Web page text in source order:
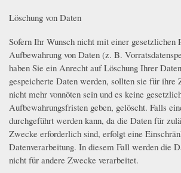
Löschung von Daten
Sofern Ihr Wunsch nicht mit einer gesetzlichen
Aufbewahrung von Daten (z. B.
haben Sie ein Anrecht auf Löschung Ihrer
gespeicherte Daten werden, sollten sie für ihre
nicht mehr vonnöten sein und es keine
Aufbewahrungsfristen geben, gelöscht. Falls
durchgeführt werden kann, da die Daten für
Zwecke erforderlich sind, erfolgt eine
Datenverarbeitung. In diesem Fall werden die
nicht für andere Zwecke verarbeitet.